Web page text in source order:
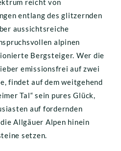
reicht von
entlang des glitzernden
aussichtsreiche
alpinen
Bergsteiger. Wer die
emissionsfrei auf zwei
findet auf dem weitgehend
Tal“ sein pures Glück,
auf fordernden
Allgäuer Alpen hinein
setzen.